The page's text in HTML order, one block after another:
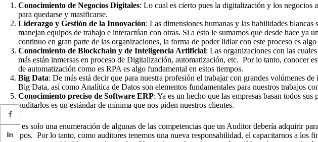
Conocimiento de Negocios Digitales: Lo cual es cierto pues la digitalización y los negocios
para quedarse y masificarse.
Liderazgo y Gestión de la Innovación: Las dimensiones humanas y las habilidades blancas
manejan equipos de trabajo e interactúan con otras. Si a esto le sumamos que desde hace ya
continuo en gran parte de las organizaciones, la forma de poder lidiar con este proceso es
Conocimiento de Blockchain y de Inteligencia Artificial: Las organizaciones con las
más están inmersas en proceso de Digitalización, automatización, etc. Por lo tanto, conocer
de automatización como es RPA es algo fundamental en estos tiempos.
Big Data: De más está decir que para nuestra profesión el trabajar con grandes volúmenes
Big Data, así como Analítica de Datos son elementos fundamentales para nuestros trabajos
Conocimiento preciso de Software ERP: Ya es un hecho que las empresas basan todos
auditarlos es un estándar de mínima que nos piden nuestros clientes.
Esta es solo una enumeración de algunas de las competencias que un Auditor debería adquirir
tiempos. Por lo tanto, como auditores tenemos una nueva responsabilidad, el capacitarnos a los